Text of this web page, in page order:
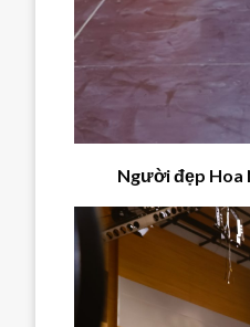
Người đẹp Hoa